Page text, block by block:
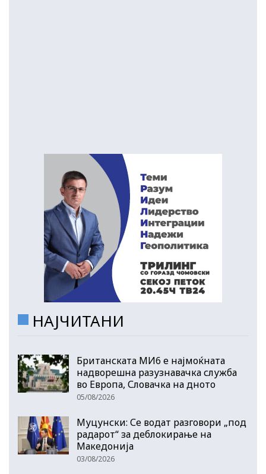
НАЈЧИТАНИ
Британската МИ6 е најмоќната
надворешна разузнавачка служба
во Европа, Словачка на дното
05/08/2026
Муцунски: Се водат разговори „под
радарот“ за деблокирање на
Македонија
03/08/2026